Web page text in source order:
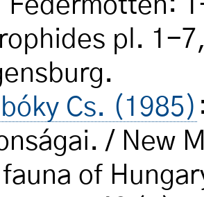
Federmotten:
pl. 1-
Cs. (1985)
/ New
of